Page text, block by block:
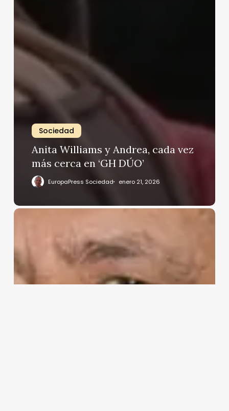
Sociedad
Anita Williams y Andrea, cada vez
más cerca en ‘GH DÚO’
EuropaPress Sociedad enero 21, 2026
Muere
Alfonso
Ussía
a
los